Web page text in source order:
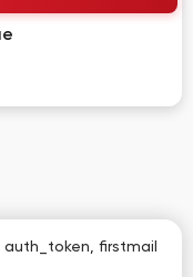
auth_token, firstmail